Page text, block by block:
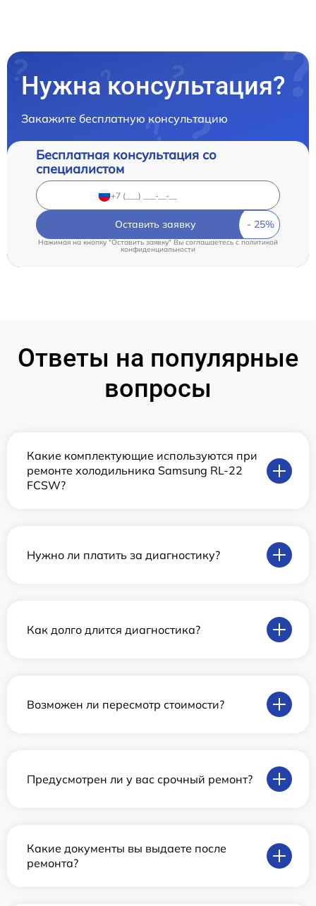
Нужна консультация?
Закажите бесплатную консультацию
Бесплатная консультация со
специалистом
Оставить заявку
Нажимая на кнопку "Оставить заявку" Вы соглашаетесь c политикой
конфиденциальности
Ответы на популярные
вопросы
Какие комплектующие используются при
ремонте холодильника Samsung RL-22
FCSW?
Нужно ли платить за диагностику?
Как долго длится диагностика?
Возможен ли пересмотр стоимости?
Предусмотрен ли у вас срочный ремонт?
Какие документы вы выдаете после
ремонта?